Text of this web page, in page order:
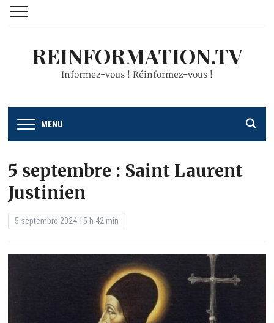
REINFORMATION.TV
Informez-vous ! Réinformez-vous !
MENU
5 septembre : Saint Laurent
Justinien
5 septembre 2024 15 h 42 min